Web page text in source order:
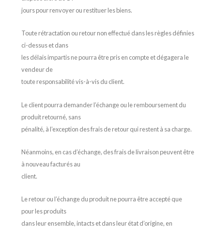
jours pour renvoyer ou restituer les biens.
Toute rétractation ou retour non effectué dans les règles définies
ci-dessus et dans
les délais impartis ne pourra être pris en compte et dégagera le
vendeur de
toute responsabilité vis-à-vis du client.
Le client pourra demander l’échange ou le remboursement du
produit retourné, sans
pénalité, à l’exception des frais de retour qui restent à sa charge.
Néanmoins, en cas d’échange, des frais de livraison peuvent être
à nouveau facturés au
client.
Le retour ou l’échange du produit ne pourra être accepté que
pour les produits
dans leur ensemble, intacts et dans leur état d’origine, en